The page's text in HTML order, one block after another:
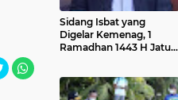
Sidang Isbat yang
Digelar Kemenag, 1
Ramadhan 1443 H Jatuh